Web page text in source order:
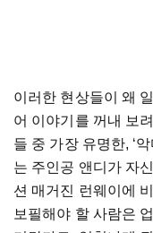
이러한 현상들이 왜
어 이야기를 꺼내 보
들 중 가장 유명한, ‘
는 주인공 앤디가 자
션 매거진 런웨이에
보필해야 할 사람은